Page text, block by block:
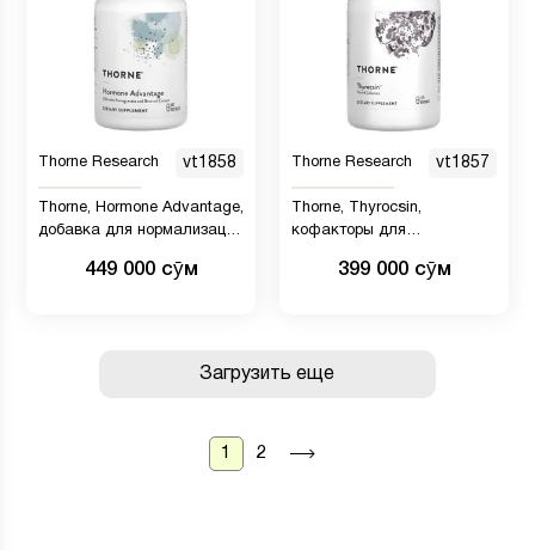
Thorne Research vt1858
Thorne, Hormone Advantage,
добавка для нормализации
449 000 сӯм
Thorne Research vt1857
Thorne, Thyrocsin,
кофакторы для
капсул399 000 сӯм
Загрузить еще
1 2